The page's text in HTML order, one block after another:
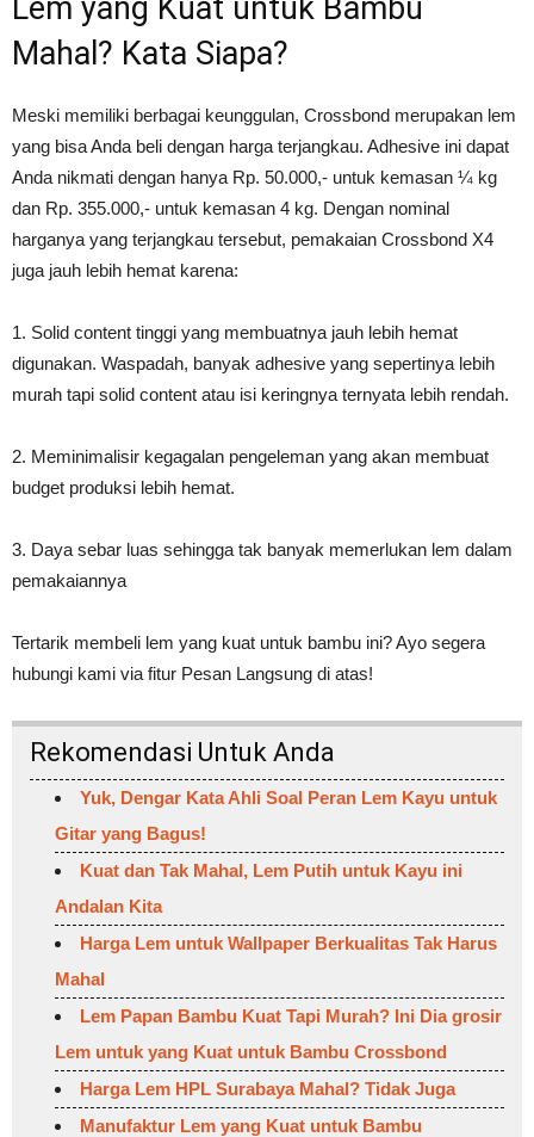
Lem yang Kuat untuk Bambu
Mahal? Kata Siapa?
Meski memiliki berbagai keunggulan, Crossbond merupakan lem
yang bisa Anda beli dengan harga terjangkau. Adhesive ini dapat
Anda nikmati dengan hanya Rp. 50.000,- untuk kemasan ¼ kg
dan Rp. 355.000,- untuk kemasan 4 kg. Dengan nominal
harganya yang terjangkau tersebut, pemakaian Crossbond X4
juga jauh lebih hemat karena:
1. Solid content tinggi yang membuatnya jauh lebih hemat
digunakan. Waspadah, banyak adhesive yang sepertinya lebih
murah tapi solid content atau isi keringnya ternyata lebih rendah.
2. Meminimalisir kegagalan pengeleman yang akan membuat
budget produksi lebih hemat.
3. Daya sebar luas sehingga tak banyak memerlukan lem dalam
pemakaiannya
Tertarik membeli lem yang kuat untuk bambu ini? Ayo segera
hubungi kami via fitur Pesan Langsung di atas!
Rekomendasi Untuk Anda
Yuk, Dengar Kata Ahli Soal Peran Lem Kayu untuk
Gitar yang Bagus!
Kuat dan Tak Mahal, Lem Putih untuk Kayu ini
Andalan Kita
Harga Lem untuk Wallpaper Berkualitas Tak Harus
Mahal
Lem Papan Bambu Kuat Tapi Murah? Ini Dia grosir
Lem untuk yang Kuat untuk Bambu Crossbond
Harga Lem HPL Surabaya Mahal? Tidak Juga
Manufaktur Lem yang Kuat untuk Bambu